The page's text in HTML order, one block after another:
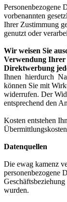
Personenbezogene
vorbenannten
Ihrer Zustimmung
genutzt oder
Wir weisen Sie
Verwendung Ihrer
Direktwerbung
Ihnen hierdurch
können Sie mit
widerrufen. Der
entsprechend den
Kosten entstehen
Datenquellen
Die ewag kamenz
personenbezogene
wurden.